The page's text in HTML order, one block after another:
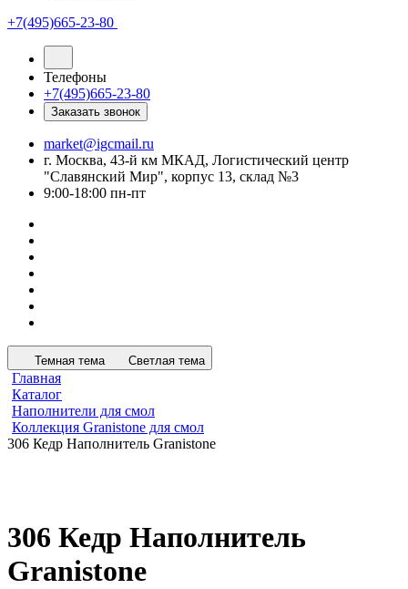
+7(495)665-23-80
Телефоны
+7(495)665-23-80
Заказать звонок
market@igcmail.ru
г. Москва, 43-й км МКАД, Логистический центр
"Славянский Мир", корпус 13, склад №3
9:00-18:00 пн-пт
Темная тема Светлая тема
Главная
Каталог
Наполнители для смол
Коллекция Granistone для смол
306 Кедр Наполнитель Granistone
306 Кедр Наполнитель
Granistone